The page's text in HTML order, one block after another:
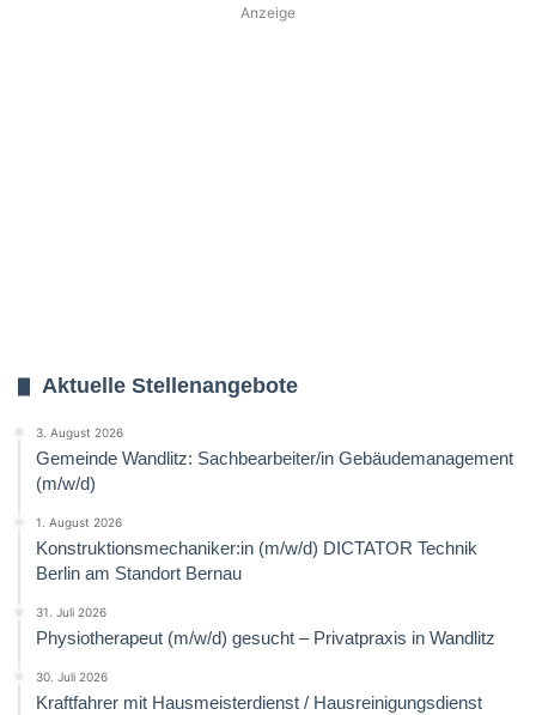
Anzeige
Aktuelle Stellenangebote
3. August 2026
Gemeinde Wandlitz: Sachbearbeiter/in Gebäudemanagement
(m/w/d)
1. August 2026
Konstruktionsmechaniker:in (m/w/d) DICTATOR Technik
Berlin am Standort Bernau
31. Juli 2026
Physiotherapeut (m/w/d) gesucht – Privatpraxis in Wandlitz
30. Juli 2026
Kraftfahrer mit Hausmeisterdienst / Hausreinigungsdienst